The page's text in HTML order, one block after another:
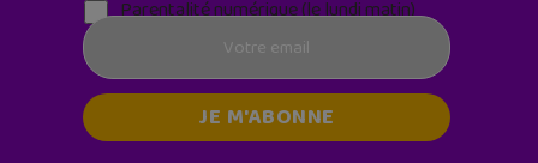
Parentalité numérique (le lundi matin)